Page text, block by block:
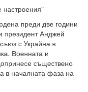
настроения"
преди две години
президент Анджей
с Украйна в
Военната и
съществено
в началната фаза на